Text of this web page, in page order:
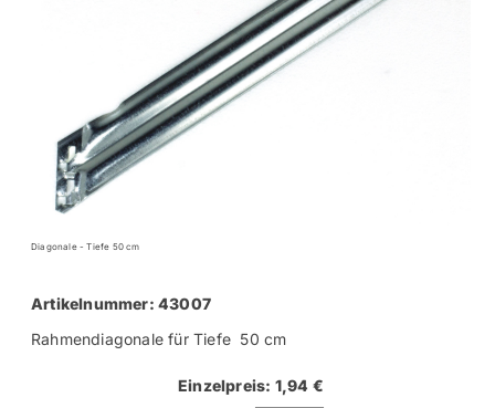
Diagonale - Tiefe 50 cm
Artikelnummer: 43007
Rahmendiagonale für Tiefe 50 cm
Einzelpreis: 1,94 €